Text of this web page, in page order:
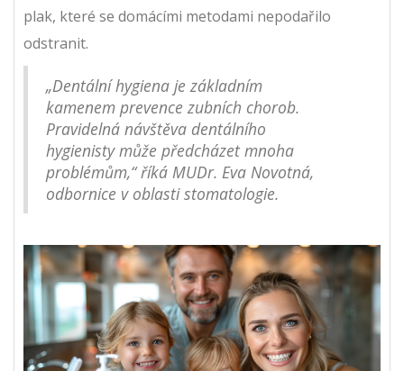
plak, které se domácími metodami nepodařilo
odstranit.
„Dentální hygiena je základním
kamenem prevence zubních chorob.
Pravidelná návštěva dentálního
hygienisty může předcházet mnoha
problémům,“ říká MUDr. Eva Novotná,
odbornice v oblasti stomatologie.